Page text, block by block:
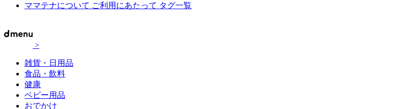
ママテナについて ご利用にあたって タグ一覧
>
雑貨・日用品
食品・飲料
健康
ベビー用品
おでかけ